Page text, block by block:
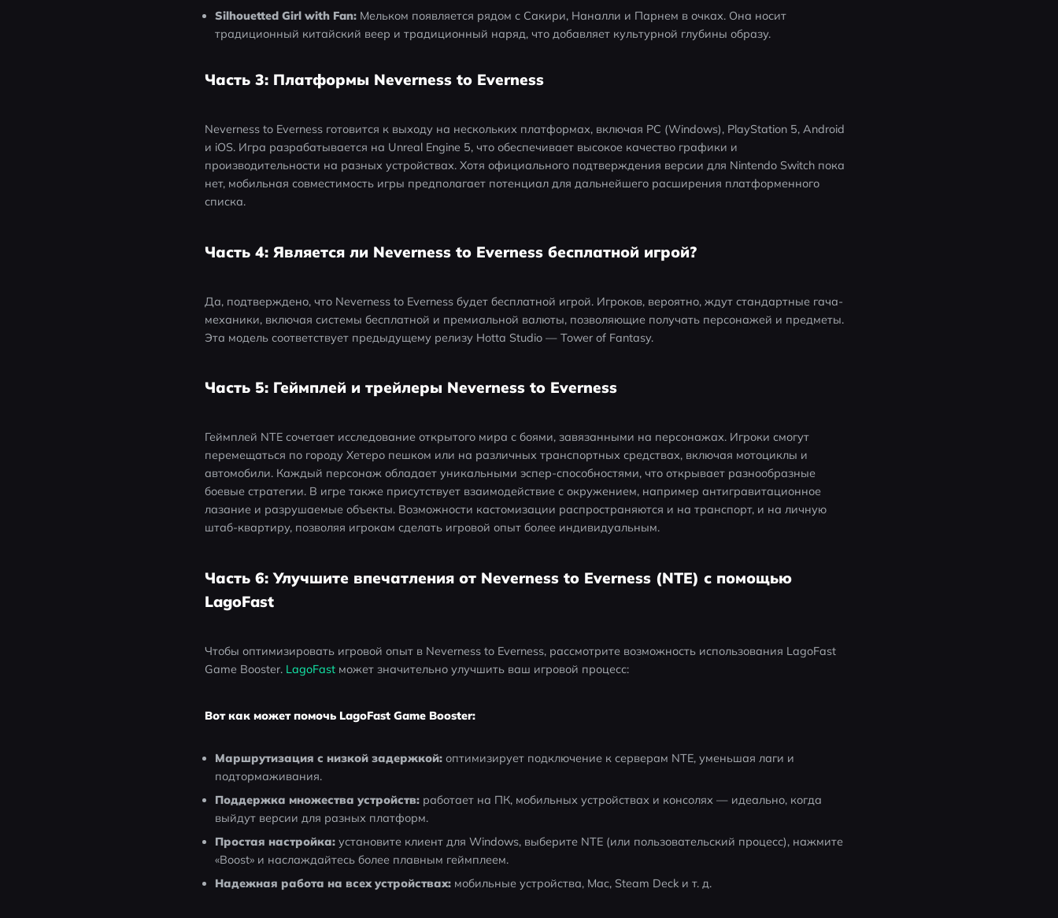
Silhouetted Girl with Fan: Мельком появляется рядом с Сакири, Наналли и Парнем в очках. Она носит
традиционный китайский веер и традиционный наряд, что добавляет культурной глубины образу.
Часть 3: Платформы Neverness to Everness
Neverness to Everness готовится к выходу на нескольких платформах, включая PC (Windows), PlayStation 5, Android
и iOS. Игра разрабатывается на Unreal Engine 5, что обеспечивает высокое качество графики и
производительности на разных устройствах. Хотя официального подтверждения версии для Nintendo Switch пока
нет, мобильная совместимость игры предполагает потенциал для дальнейшего расширения платформенного
списка.
Часть 4: Является ли Neverness to Everness бесплатной игрой?
Да, подтверждено, что Neverness to Everness будет бесплатной игрой. Игроков, вероятно, ждут стандартные гача-
механики, включая системы бесплатной и премиальной валюты, позволяющие получать персонажей и предметы.
Эта модель соответствует предыдущему релизу Hotta Studio — Tower of Fantasy.
Часть 5: Геймплей и трейлеры Neverness to Everness
Геймплей NTE сочетает исследование открытого мира с боями, завязанными на персонажах. Игроки смогут
перемещаться по городу Хетеро пешком или на различных транспортных средствах, включая мотоциклы и
автомобили. Каждый персонаж обладает уникальными эспер-способностями, что открывает разнообразные
боевые стратегии. В игре также присутствует взаимодействие с окружением, например антигравитационное
лазание и разрушаемые объекты. Возможности кастомизации распространяются и на транспорт, и на личную
штаб-квартиру, позволяя игрокам сделать игровой опыт более индивидуальным.
Часть 6: Улучшите впечатления от Neverness to Everness (NTE) с помощью
LagoFast
Чтобы оптимизировать игровой опыт в Neverness to Everness, рассмотрите возможность использования LagoFast
Game Booster. LagoFast может значительно улучшить ваш игровой процесс:
Вот как может помочь LagoFast Game Booster:
Маршрутизация с низкой задержкой: оптимизирует подключение к серверам NTE, уменьшая лаги и
подтормаживания.
Поддержка множества устройств: работает на ПК, мобильных устройствах и консолях — идеально, когда
выйдут версии для разных платформ.
Простая настройка: установите клиент для Windows, выберите NTE (или пользовательский процесс), нажмите
«Boost» и наслаждайтесь более плавным геймплеем.
Надежная работа на всех устройствах: мобильные устройства, Mac, Steam Deck и т. д.